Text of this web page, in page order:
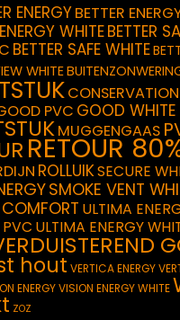
ENERGYBETTER
WHITEBETTER
BETTER SAFE WHITE
WHITE
CONSERVATION
PVC GOOD WHITE
MUGGENGAAS
RETOUR
ROLLUIKSECURE
SMOKE VENT
ULTIMA
PVC ULTIMA ENERGY
hout VERTICA ENERGY
ENERGYVISION ENERGY WHITE
ZOZ